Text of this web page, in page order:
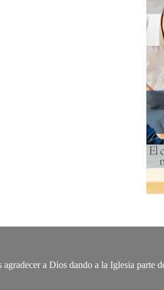
a Dios dando a la Iglesia parte